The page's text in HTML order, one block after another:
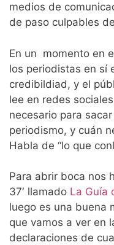
medios de
de paso culpables
En un momento en
los periodistas en sí
credibildiad, y el
lee en redes
necesario para
periodismo, y cuán
Habla de “lo que
Para abrir boca nos
37′ llamado La Guía
luego es una buena
que vamos a ver en
declaraciones de